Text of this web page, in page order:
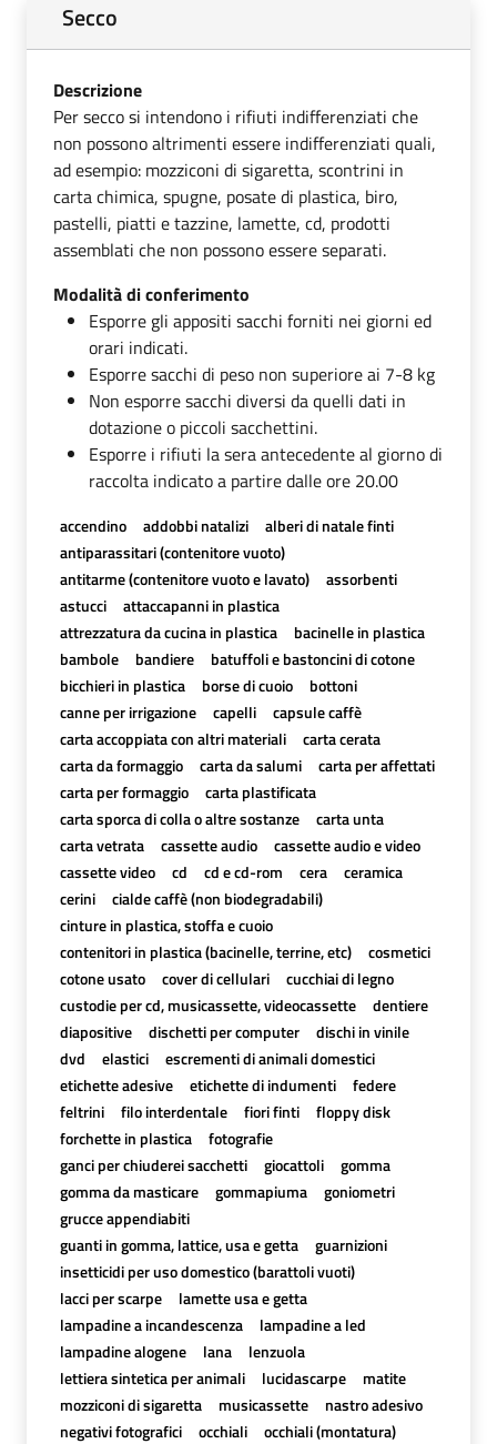
Secco
Descrizione
Per secco si intendono i rifiuti indifferenziati che
non possono altrimenti essere indifferenziati quali,
ad esempio: mozziconi di sigaretta, scontrini in
carta chimica, spugne, posate di plastica, biro,
pastelli, piatti e tazzine, lamette, cd, prodotti
assemblati che non possono essere separati.
Modalità di conferimento
Esporre gli appositi sacchi forniti nei giorni ed
orari indicati.
Esporre sacchi di peso non superiore ai 7-8 kg
Non esporre sacchi diversi da quelli dati in
dotazione o piccoli sacchettini.
Esporre i rifiuti la sera antecedente al giorno di
raccolta indicato a partire dalle ore 20.00
accendino addobbi natalizi
alberi di natale finti
antiparassitari (contenitore vuoto)
antitarme (contenitore vuoto e lavato)
assorbenti
astucci
attaccapanni in plastica
attrezzatura da cucina in plastica
bacinelle in plastica
bambole
bandiere
batuffoli e bastoncini di cotone
bicchieri in plastica
borse di cuoio
bottoni
canne per irrigazione
capelli
capsule caffè
carta accoppiata con altri materiali
carta cerata
carta da formaggio
carta da salumi
carta per affettati
carta per formaggio
carta plastificata
carta sporca di colla o altre sostanze
carta unta
carta vetrata
cassette audio
cassette audio e video
cassette video
cd cd e cd-rom cera
ceramica
cerini
cialde caffè (non biodegradabili)
cinture in plastica, stoffa e cuoio
contenitori in plastica (bacinelle, terrine, etc)
cosmetici
cotone usato
cover di cellulari
cucchiai di legno
custodie per cd, musicassette, videocassette
dentiere
diapositive
dischetti per computer
dischi in vinile
dvd
elastici
escrementi di animali domestici
etichette adesive
etichette di indumenti
federe
feltrini
filo interdentale fiori finti
floppy disk
forchette in plastica
fotografie
ganci per chiuderei sacchetti
giocattoli
gomma
gomma da masticare
gommapiuma
goniometri
grucce appendiabiti
guanti in gomma, lattice, usa e getta
guarnizioni
insetticidi per uso domestico (barattoli vuoti)
lacci per scarpe
lamette usa e getta
lampadine a incandescenza
lampadine a led
lampadine alogene
lana
lenzuola
lettiera sintetica per animali
lucidascarpe
matite
mozziconi di sigaretta
musicassette
nastro adesivo
negativi fotografici
occhiali
occhiali (montatura)